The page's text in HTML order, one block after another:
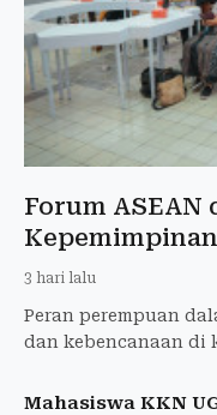
Forum ASEAN
3 hari lalu
Peran perempuan
dan kebencanaan di
Dialogue 2026
Mahasiswa KKN